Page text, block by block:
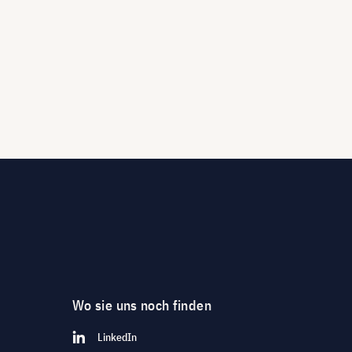
Wo sie uns noch finden
LinkedIn